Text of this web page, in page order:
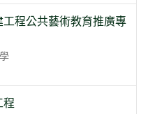
程公共藝術教育推廣專
程